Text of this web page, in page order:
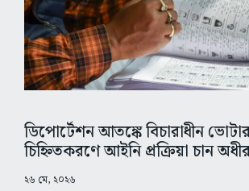
ডিপোর্টেশন আতঙ্কে বিচারাধীন
চিহ্নিতকরণে আইনি প্রক্রিয়া চান
২৬ মে, ২০২৬